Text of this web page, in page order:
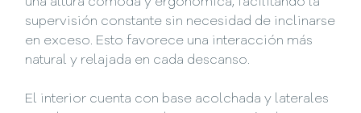
supervisión constante sin necesidad de inclinarse
en exceso. Esto favorece una interacción más
natural y relajada en cada descanso.
El interior cuenta con base acolchada y laterales